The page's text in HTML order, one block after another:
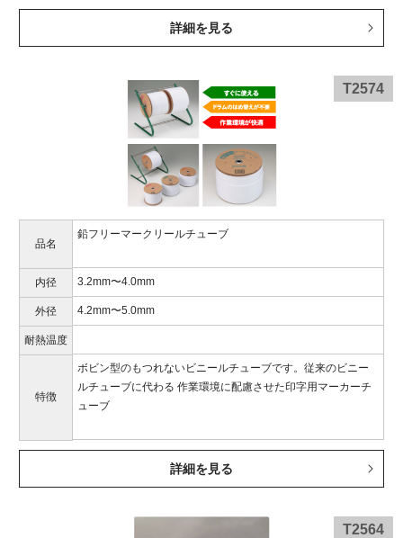
詳細を見る
T2574
品名
鉛フリーマークリールチューブ
内径 3.2mm〜4.0mm
外径 4.2mm〜5.0mm
耐熱温度
特徴
ボビン型のもつれないビニールチューブです。従来のビニー
ルチューブに代わる 作業環境に配慮させた印字用マーカーチ
ューブ
詳細を見る
T2564